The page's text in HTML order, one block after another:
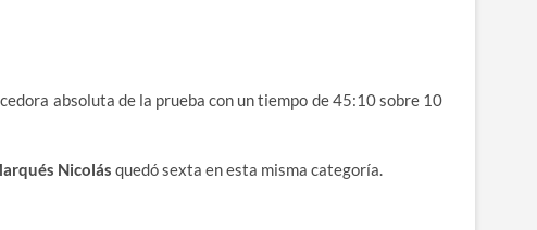
absoluta de la prueba con un tiempo de 45:10 sobre 10
Nicolás quedó sexta en esta misma categoría.